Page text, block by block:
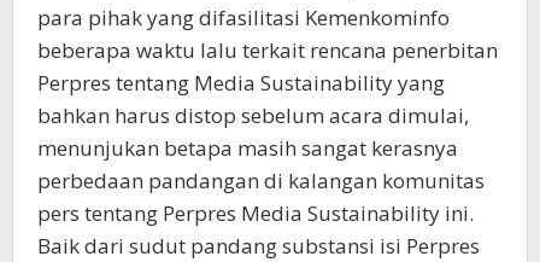
para pihak yang difasilitasi Kemenkominfo
beberapa waktu lalu terkait rencana penerbitan
Perpres tentang Media Sustainability yang
bahkan harus distop sebelum acara dimulai,
menunjukan betapa masih sangat kerasnya
perbedaan pandangan di kalangan komunitas
pers tentang Perpres Media Sustainability ini.
Baik dari sudut pandang substansi isi Perpres